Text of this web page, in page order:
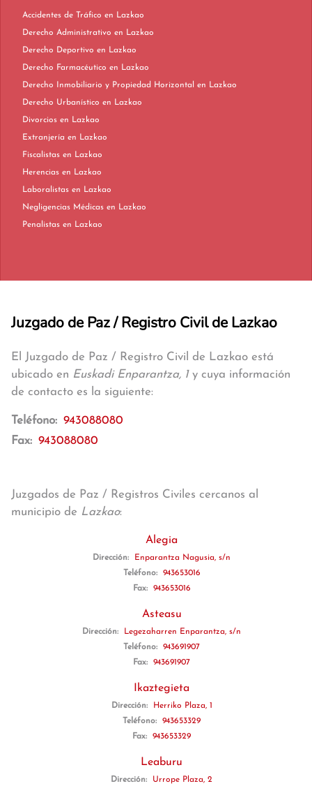
Accidentes de Tráfico en Lazkao
Derecho Administrativo en Lazkao
Derecho Deportivo en Lazkao
Derecho Farmacéutico en Lazkao
Derecho Inmobiliario y Propiedad Horizontal en Lazkao
Derecho Urbanístico en Lazkao
Divorcios en Lazkao
Extranjería en Lazkao
Fiscalistas en Lazkao
Herencias en Lazkao
Laboralistas en Lazkao
Negligencias Médicas en Lazkao
Penalistas en Lazkao
Juzgado de Paz / Registro Civil de Lazkao
El Juzgado de Paz / Registro Civil de Lazkao está
ubicado en Euskadi Enparantza, 1y cuya información
de contacto es la siguiente:
Teléfono: 943088080
Fax: 943088080
Juzgados de Paz / Registros Civiles cercanos al
municipio de Lazkao:
Alegia
Dirección:
Enparantza Nagusia, s/n
Teléfono:
943653016
Fax:
943653016
Asteasu
Dirección:
Legezaharren Enparantza, s/n
Teléfono:
943691907
Fax:
943691907
Ikaztegieta
Dirección:
Herriko Plaza, 1
Teléfono:
943653329
Fax:
943653329
Leaburu
Dirección:
Urrope Plaza, 2